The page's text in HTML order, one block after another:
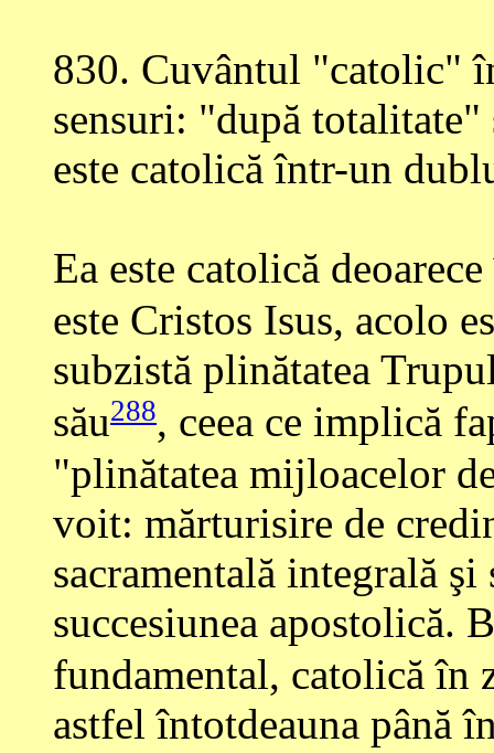
830. Cuvântul "catolic"
sensuri: "după
este catolică într-un
Ea este catolică
este Cristos Isus, acolo
subzistă plinătatea
său288, ceea ce implică
"plinătatea mijloacelor
voit: mărturisire de
sacramentală integrală
succesiunea apostolică.
fundamental, catolică în
astfel întotdeauna până